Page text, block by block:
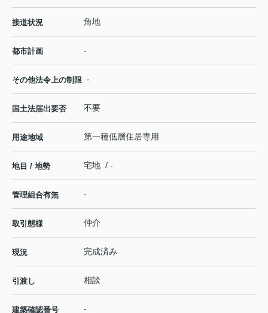
接道状況 角地
都市計画 -
その他法令上の制限 -
国土法届出要否 不要
用途地域 第一種低層住居専用
地目 / 地勢 宅地 / -
管理組合有無 -
取引態様 仲介
現況 完成済み
引渡し 相談
建築確認番号 -